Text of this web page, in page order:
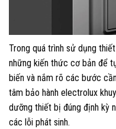
Trong quá trình sử dụng
những kiến thức cơ bản để
biến và nắm rõ các bước
tâm bảo hành electrolux
dưỡng thiết bị đúng định kỳ
các lỗi phát sinh.